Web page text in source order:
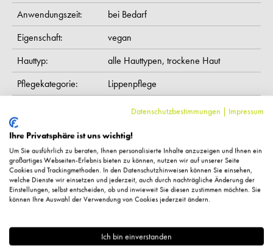
Anwendungszeit:
bei Bedarf
Eigenschaft:
vegan
Hauttyp:
alle Hauttypen, trockene Haut
Pflegekategorie:
Lippenpflege
glättend,pflegend
Inhaltsstoffe:Ricinus Communis Seed Oil, Aqua, Glycerin,
Hydrogenated Castor Oil, Theobroma Grandiflorum Seed
Butter, Hydrogenated Rapeseed Oil, Polyglyceryl-3
Polyricinoleate, Sorbitan Stearate, Helianthus Annuus Seed
Cera, Propanediol, Panthenol, Phenoxyethanol, Tocopherol,
Ethylhexylglycerin, Stevia Rebaudiana Leaf Extract, Ascorbyl
Palmitate, Pantolactone, Potassium Sorbate, Citric Acid,
Datenschutzbestimmungen | Impressum
Ihre Privatsphäre ist uns wichtig!
Um Sie ausführlich zu beraten, Ihnen personalisierte Inhalte anzuzeigen und Ihnen ein
großartiges Webseiten-Erlebnis bieten zu können, nutzen wir auf unserer Seite
Cookies und Trackingmethoden. In den Datenschutzhinweisen können Sie einsehen,
welche Dienste wir einsetzen und jederzeit, auch durch nachträgliche Änderung der
Einstellungen, selbst entscheiden, ob und inwieweit Sie diesen zustimmen möchten. Sie
können Ihre Auswahl der Verwendung von Cookies jederzeit ändern.
Ich bin einverstanden